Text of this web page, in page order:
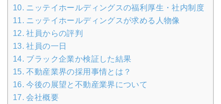
10. ニッテイホールディングスの福利厚生・社内制度
11. ニッテイホールディングスが求める人物像
12. 社員からの評判
13. 社員の一日
14. ブラック企業か検証した結果
15. 不動産業界の採用事情とは？
16. 今後の展望と不動産業界について
17. 会社概要